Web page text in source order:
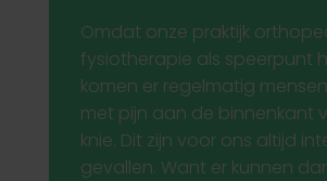
Omdat onze praktijk
fysiotherapie als speerpunt
komen er regelmatig
met pijn aan de binnenkant
knie. Dit zijn voor ons altijd
gevallen. Want er kunnen